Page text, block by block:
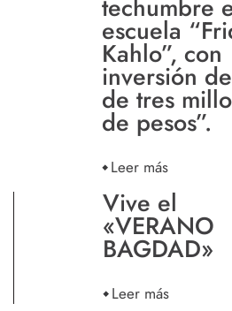
techumbre
escuela
Kahlo”, con
inversión
de tres
de pesos”.
Leer más
Vive el
«VERANO
BAGDAD»
Leer más